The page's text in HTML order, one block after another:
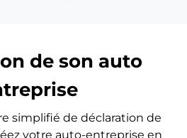
de son auto
simplifié de déclaration de
votre auto-entreprise en